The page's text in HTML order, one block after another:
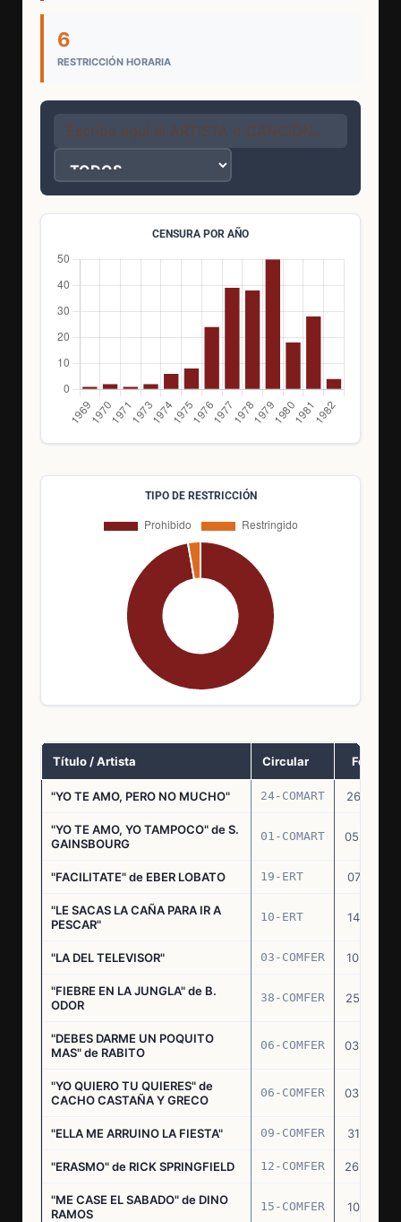
6
RESTRICCIÓN HORARIA
CENSURA POR AÑO
TIPO DE RESTRICCIÓN
Título / Artista Circular Fecha
"YO TE AMO, PERO NO MUCHO" 24-COMART 26.11.69
"YO TE AMO, YO TAMPOCO" de S.
GAINSBOURG
01-COMART 05.02.70
"FACILITATE" de EBER LOBATO 19-ERT 07.10.70
"LE SACAS LA CAÑA PARA IR A
PESCAR"
10-ERT 14.07.71
"LA DEL TELEVISOR" 03-COMFER 10.01.73
"FIEBRE EN LA JUNGLA" de B.
ODOR
38-COMFER 25.10.73
"DEBES DARME UN POQUITO
MAS" de RABITO
06-COMFER 03.05.74
"YO QUIERO TU QUIERES" de
CACHO CASTAÑA Y GRECO
06-COMFER 03.05.74
"ELLA ME ARRUINO LA FIESTA" 09-COMFER 31.07.74
"ERASMO" de RICK SPRINGFIELD 12-COMFER 26.09.74
"ME CASE EL SABADO" de DINO
RAMOS
15-COMFER 10.10.74